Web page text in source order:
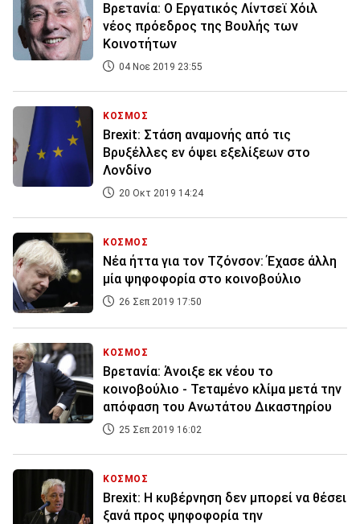
Βρετανία: Ο Εργατικός Λίντσεϊ Χόιλ
νέος πρόεδρος της Βουλής των
Κοινοτήτων
04 Νοε 2019 23:55
ΚΟΣΜΟΣ
Brexit: Στάση αναμονής από τις
Βρυξέλλες εν όψει εξελίξεων στο
Λονδίνο
20 Οκτ 2019 14:24
ΚΟΣΜΟΣ
Νέα ήττα για τον Τζόνσον: Έχασε άλλη
μία ψηφοφορία στο κοινοβούλιο
26 Σεπ 2019 17:50
ΚΟΣΜΟΣ
Βρετανία: Άνοιξε εκ νέου το
κοινοβούλιο - Τεταμένο κλίμα μετά την
απόφαση του Ανωτάτου Δικαστηρίου
25 Σεπ 2019 16:02
ΚΟΣΜΟΣ
Brexit: Η κυβέρνηση δεν μπορεί να θέσει
ξανά προς ψηφοφορία την